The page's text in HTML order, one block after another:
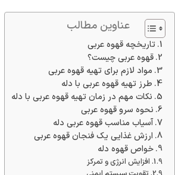
عناوین مطالب
تاریخچه قهوه عربی
قهوه عربی چیست؟
مواد لازم برای تهیه قهوه عربی
طرز تهیه قهوه عربی با دله
نکات مهم در زمان تهیه قهوه عربی با دله
نحوه سرو قهوه عربی
آسیاب مناسب قهوه عربی دله
ارزش غذایی یک فنجان قهوه عربی
خواص قهوه دله
افزایش انرژی و تمرکز